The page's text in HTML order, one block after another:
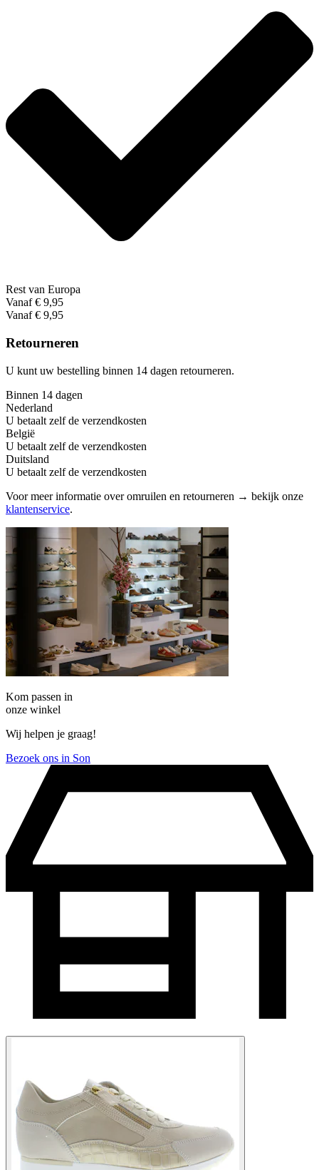
Rest van Europa
Vanaf € 9,95
Vanaf € 9,95
Retourneren
U kunt uw bestelling binnen 14 dagen retourneren.
Binnen 14 dagen
Nederland
U betaalt zelf de verzendkosten
België
U betaalt zelf de verzendkosten
Duitsland
U betaalt zelf de verzendkosten
Voor meer informatie over omruilen en retourneren → bekijk onze
klantenservice.
Kom passen in
onze winkel
Wij helpen je graag!
Bezoek ons in Son